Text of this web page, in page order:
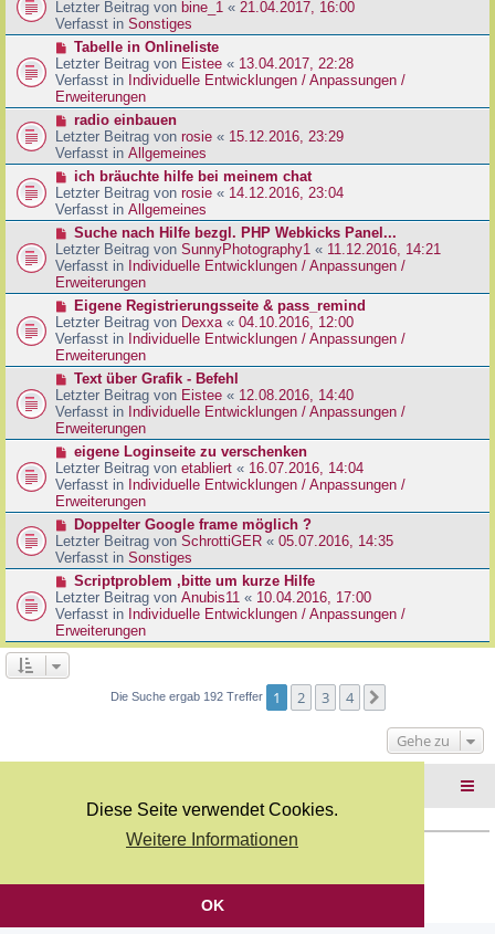
Diese Seite verwendet Cookies.
Weitere Informationen
OK
t
r
a
g
B
e
t
r
a
g
e
u
e
r
B
e
i
r
a
g
Letzter Beitrag von bine_1 « 21.04.2017, 16:00
Verfasst in Sonstiges
N
e
u
e
r
B
e
i
r
a
g
Tabelle in Onlineliste
Letzter Beitrag von Eistee « 13.04.2017, 22:28
Verfasst in Individuelle Entwicklungen / Anpassungen /
Erweiterungen
N
e
u
e
r
B
e
t
r
a
g
radio einbauen
Letzter Beitrag von rosie « 15.12.2016, 23:29
Verfasst in Allgemeines
N
e
u
e
r
B
e
i
r
a
g
ich bräuchte hilfe bei meinem chat
Letzter Beitrag von rosie « 14.12.2016, 23:04
Verfasst in Allgemeines
N
e
u
e
r
B
e
i
t
a
g
Suche nach Hilfe bezgl. PHP Webkicks Panel...
Letzter Beitrag von SunnyPhotography1 « 11.12.2016, 14:21
Verfasst in Individuelle Entwicklungen / Anpassungen /
Erweiterungen
N
e
u
e
r
B
e
i
t
a
g
Eigene Registrierungsseite & pass_remind
Letzter Beitrag von Dexxa« 04.10.2016, 12:00
Verfasst in Individuelle Entwicklungen / Anpassungen /
Erweiterungen
N
e
u
e
r
B
e
i
t
a
g
Text über Grafik - Befehl
Letzter Beitrag von Eistee « 12.08.2016, 14:40
Verfasst in Individuelle Entwicklungen / Anpassungen /
Erweiterungen
N
e
u
e
r
B
e
i
r
a
g
eigene Loginseite zu verschenken
Letzter Beitrag von etabliert « 16.07.2016, 14:04
Verfasst in Individuelle Entwicklungen / Anpassungen /
Erweiterungen
N
e
u
e
r
B
e
i
t
r
Doppelter Google frame möglich ?
Letzter Beitrag von SchrottiGER « 05.07.2016, 14:35
Verfasst in Sonstiges
N
e
u
e
r
e
g
Scriptproblem ,bitte um kurze Hilfe
Letzter Beitrag von Anubis11 « 10.04.2016, 17:00
Verfasst in Individuelle Entwicklungen / Anpassungen /
Erweiterungen
Die Suche ergab 192 Treffer 1 2 3 4
Gehe zu
Deutsche Übersetzung durchphpBB.de